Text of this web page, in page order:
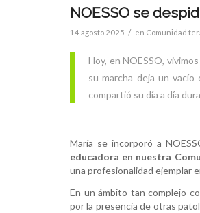
NOESSO se
14 agosto 2025 / en Comunidad
Hoy, en NOESSO,
su marcha deja un
compartió su día a día
María se incorporó a
educadora en nuestra
una profesionalidad ejemplar
En un ámbito tan complejo
por la presencia de otras